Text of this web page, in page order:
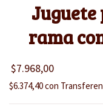
rama
$7.968,00
$6.374,40con